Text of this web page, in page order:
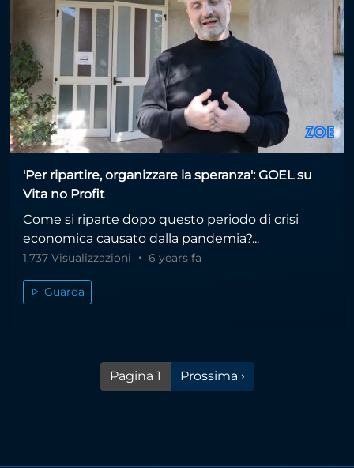
'Per ripartire, organizzare la speranza': GOEL su
Vita no Profit
Come si riparte dopo questo periodo di crisi
economica causato dalla pandemia?...
1,737 Visualizzazioni 6 years fa
Guarda
Pagina 1 Pagina successiva
Prossima ›